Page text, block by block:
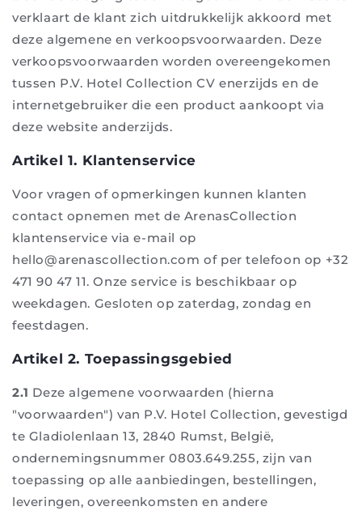
verklaart de klant zich uitdrukkelijk akkoord met
deze algemene en verkoopsvoorwaarden. Deze
verkoopsvoorwaarden worden overeengekomen
tussen P.V. Hotel Collection CV enerzijds en de
internetgebruiker die een product aankoopt via
deze website anderzijds.
Artikel 1. Klantenservice
Voor vragen of opmerkingen kunnen klanten
contact opnemen met de ArenasCollection
klantenservice via e-mail op
hello@arenascollection.com of per telefoon op +32
471 90 47 11. Onze service is beschikbaar op
weekdagen. Gesloten op zaterdag, zondag en
feestdagen.
Artikel 2. Toepassingsgebied
2.1 Deze algemene voorwaarden (hierna
"voorwaarden") van P.V. Hotel Collection, gevestigd
te Gladiolenlaan 13, 2840 Rumst, België,
ondernemingsnummer 0803.649.255, zijn van
toepassing op alle aanbiedingen, bestellingen,
leveringen, overeenkomsten en andere